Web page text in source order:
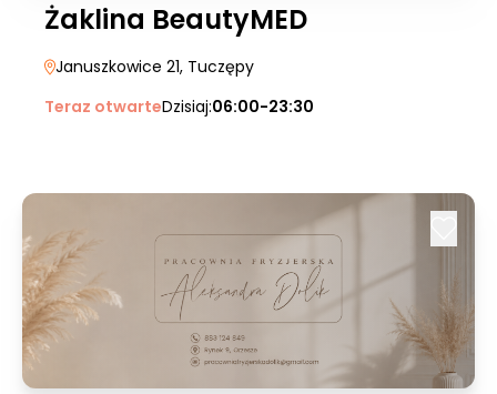
Żaklina BeautyMED
Januszkowice 21, Tuczępy
Teraz otwarteDzisiaj:06:00-23:30